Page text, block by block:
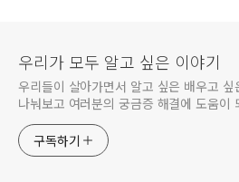
우리가 모두 알고 싶은 이야기
우리들이 살아가면서 알고 싶은 배우고 싶
나눠보고 여러분의 궁금증 해결에 도움이
구독하기